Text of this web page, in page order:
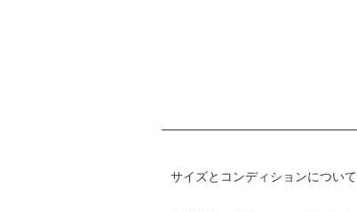
サイズとコンディションについて